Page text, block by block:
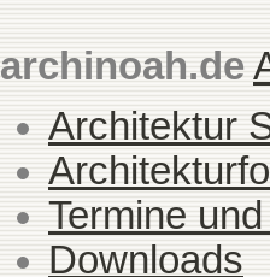
archinoah.de
Architektur
Termine
Downloads